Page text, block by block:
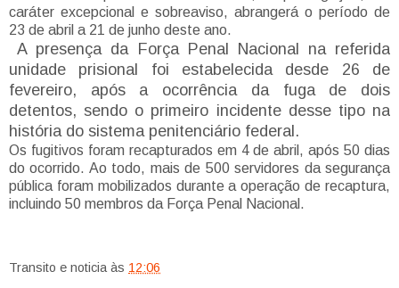
caráter excepcional e sobreaviso, abrangerá o período de
23 de abril a 21 de junho deste ano.
A presença da Força Penal Nacional na referida
unidade prisional foi estabelecida desde 26 de
fevereiro, após a ocorrência da fuga de dois
detentos, sendo o primeiro incidente desse tipo na
história do sistema penitenciário federal.
Os fugitivos foram recapturados em 4 de abril, após 50 dias
do ocorrido. Ao todo, mais de 500 servidores da segurança
pública foram mobilizados durante a operação de recaptura,
incluindo 50 membros da Força Penal Nacional.
Transito e noticia às 12:06